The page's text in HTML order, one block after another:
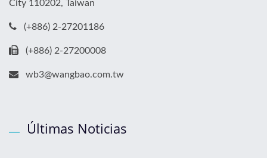
City 110202, Taiwan
(+886) 2-27201186
(+886) 2-27200008
wb3@wangbao.com.tw
Últimas Noticias